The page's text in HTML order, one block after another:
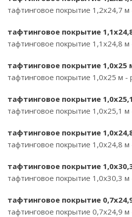
тафтинговое покрытие 1,2х24,7
тафтинговое покрытие
тафтинговое покрытие 1,1х24,8
тафтинговое покрытие 1,0х25
тафтинговое покрытие 1,0х25 м
тафтинговое покрытие
тафтинговое покрытие 1,0х25,1
тафтинговое покрытие
тафтинговое покрытие 1,0х24,8
тафтинговое покрытие
тафтинговое покрытие 1,0х30,3
тафтинговое покрытие
тафтинговое покрытие 0,7х24,9